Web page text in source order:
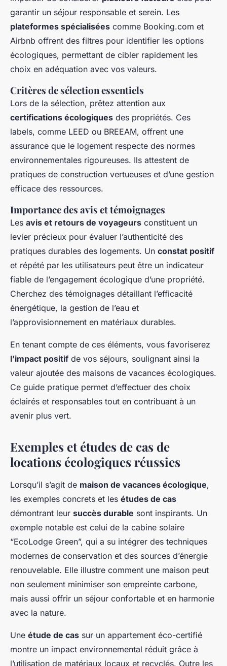
garantir un séjour responsable et serein. Les
plateformes spécialisées comme Booking.com et
Airbnb offrent des filtres pour identifier les options
écologiques, permettant de cibler rapidement les
choix en adéquation avec vos valeurs.
Critères de sélection essentiels
Lors de la sélection, prêtez attention aux
certifications écologiques des propriétés. Ces
labels, comme LEED ou BREEAM, offrent une
assurance que le logement respecte des normes
environnementales rigoureuses. Ils attestent de
pratiques de construction vertueuses et d’une gestion
efficace des ressources.
Importance des avis et témoignages
Les avis et retours de voyageurs constituent un
levier précieux pour évaluer l’authenticité des
pratiques durables des logements. Un constat positif
et répété par les utilisateurs peut être un indicateur
fiable de l’engagement écologique d’une propriété.
Cherchez des témoignages détaillant l’efficacité
énergétique, la gestion de l’eau et
l’approvisionnement en matériaux durables.
En tenant compte de ces éléments, vous favoriserez
l’impact positif de vos séjours, soulignant ainsi la
valeur ajoutée des maisons de vacances écologiques.
Ce guide pratique permet d’effectuer des choix
éclairés et responsables tout en contribuant à un
avenir plus vert.
Exemples et études de cas de
locations écologiques réussies
Lorsqu’il s’agit de maison de vacances écologique,
les exemples concrets et les études de cas
démontrant leur succès durable sont inspirants. Un
exemple notable est celui de la cabine solaire
“EcoLodge Green”, qui a su intégrer des techniques
modernes de conservation et des sources d’énergie
renouvelable. Elle illustre comment une maison peut
non seulement minimiser son empreinte carbone,
mais aussi offrir un séjour confortable et en harmonie
avec la nature.
Une étude de cas sur un appartement éco-certifié
montre un impact environnemental réduit grâce à
l’utilisation de matériaux locaux et recyclés. Outre les